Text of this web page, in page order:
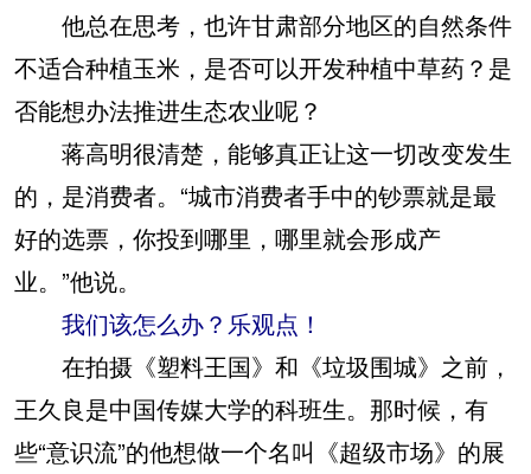
他总在思考，也许甘肃部分地区的自然条件
不适合种植玉米，是否可以开发种植中草药？是
否能想办法推进生态农业呢？
蒋高明很清楚，能够真正让这一切改变发生
的，是消费者。“城市消费者手中的钞票就是最
好的选票，你投到哪里，哪里就会形成产
业。”他说。
我们该怎么办？乐观点！
在拍摄《塑料王国》和《垃圾围城》之前，
王久良是中国传媒大学的科班生。那时候，有
些“意识流”的他想做一个名叫《超级市场》的展